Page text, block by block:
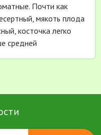
Почти как
мякоть плода
косточка легко
средней